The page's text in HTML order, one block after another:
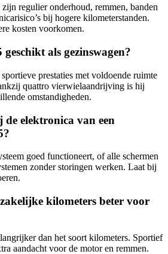
regulier onderhoud, remmen, banden
bij hogere kilometerstanden.
kosten voorkomen.
als gezinswagen?
prestaties met voldoende ruimte
quattro vierwielaandrijving is hij
omstandigheden.
elektronica van een
goed functioneert, of alle schermen
zonder storingen werken. Laat bij
kilometers beter voor
dan het soort kilometers. Sportief
aandacht voor de motor en remmen.